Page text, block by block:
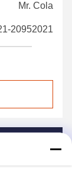
Mr. Cola
20952021